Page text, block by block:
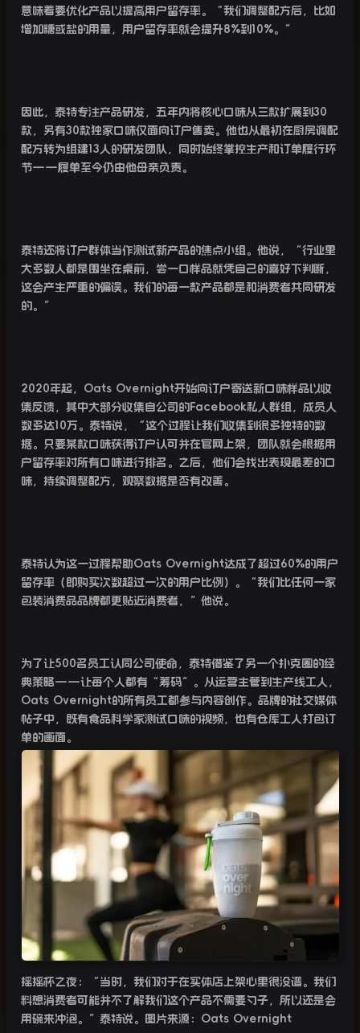
意味着要优化产品以提高用户留存率。“我们调整配方后，比如
增加糖或盐的用量，用户留存率就会提升8%到10%。”
因此，泰特专注产品研发，五年内将核心口味从三款扩展到30
款，另有30款独家口味仅面向订户售卖。他也从最初在厨房调配
配方转为组建13 人的研发团队，同时始终掌控生产和订单履行环
节——履单至今仍由他母亲负责。
泰特还将订户群体当作测试新产品的焦点小组。他说，“行业里
大多数人都是围坐在桌前，尝一口样品就凭自己的喜好下判断，
这会产生严重的偏误。我们的每一款产品都是和消费者共同研发
的。”
2020年起， Oats Overnight开始向订户寄送新口味样品以收
集反馈，其中大部分收集自公司的Facebook私人群组，成员人
数多达10万。泰特说，“这个过程让我们收集到很多独特的数
据。只要某款口味获得订户认可并在官网上架，团队就会根据用
户留存率对所有口味进行排名。之后，他们会找出表现最差的口
味，持续调整配方，观察数据是否有改善。
泰特认为这一过程帮助Oats Overnight达成了超过60%的用户
留存率（即购买次数超过一次的用户比例）。“我们比任何一家
包装消费品品牌都更贴近消费者，”他说。
为了让500名员工认同公司使命，泰特借鉴了另一个扑克圈的经
典策略——让每个人都有“筹码”。从运营主管到生产线工人，
Oats Overnight的所有员工都参与内容创作。品牌的社交媒体
帖子中，既有食品科学家测试口味的视频，也有仓库工人打包订
单的画面。
摇摇杯之夜：“当时，我们对于在实体店上架心里很没谱。我们
料想消费者可能并不了解我们这个产品不需要勺子，所以还是会
用碗来冲泡。”泰特说。图片来源：
Oats Overnight